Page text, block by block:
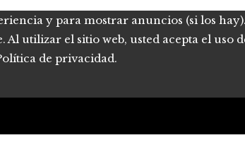
y para mostrar anuncios (si los
utilizar el sitio web, usted acepta el uso
de privacidad.